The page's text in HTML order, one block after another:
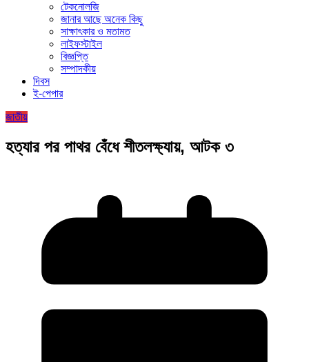
টেকনোলজি
জানার আছে অনেক কিছু
সাক্ষাৎকার ও মতামত
লাইফস্টাইল
বিজ্ঞপ্তি
সম্পাদকীয়
দিবস
ই-পেপার
জাতীয়
হত্যার পর পাথর বেঁধে শীতলক্ষ্যায়, আটক ৩